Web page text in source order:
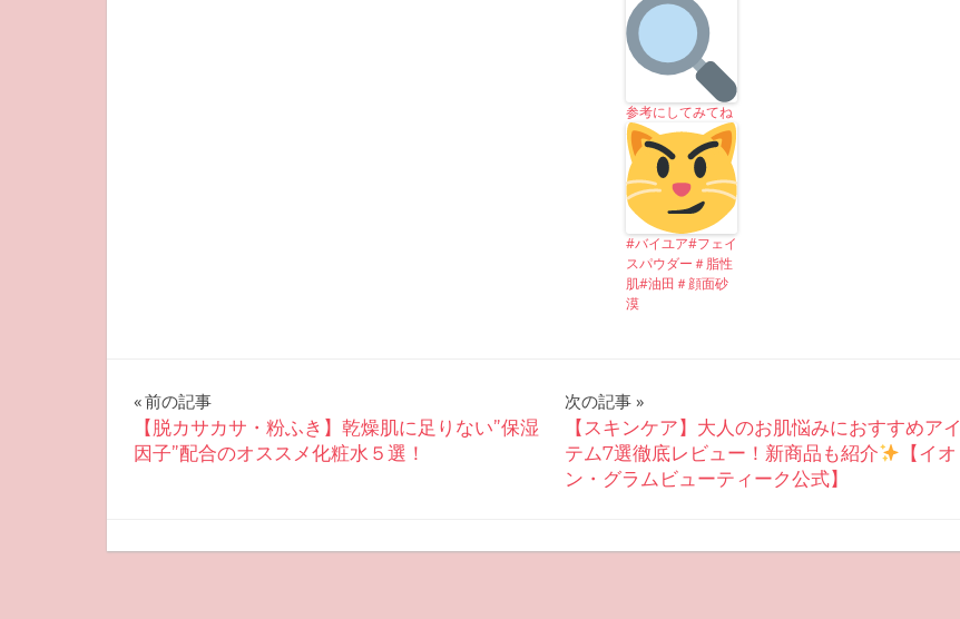
参考にしてみてね
#バイユア#フェイ
スパウダー＃脂性
肌#油田＃顔面砂
漠
投
稿
前の記事
【脱カサカサ・粉ふき】乾燥肌に足りない”保湿
因子”配合のオススメ化粧水５選！
次の記事
【スキンケア】大人のお肌悩みにおすすめアイ
テム7選徹底レビュー！新商品も紹介
【イオ
ン・グラムビューティーク公式】
2025-08-29
miyu
おすすめスキンケア